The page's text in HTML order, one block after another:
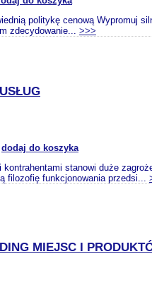
politykę cenową Wypromuj
zdecydowanie... >>>
dodaj do koszyka
stanowi duże
filozofię funkcjonowania przedsi...
MIEJSC I